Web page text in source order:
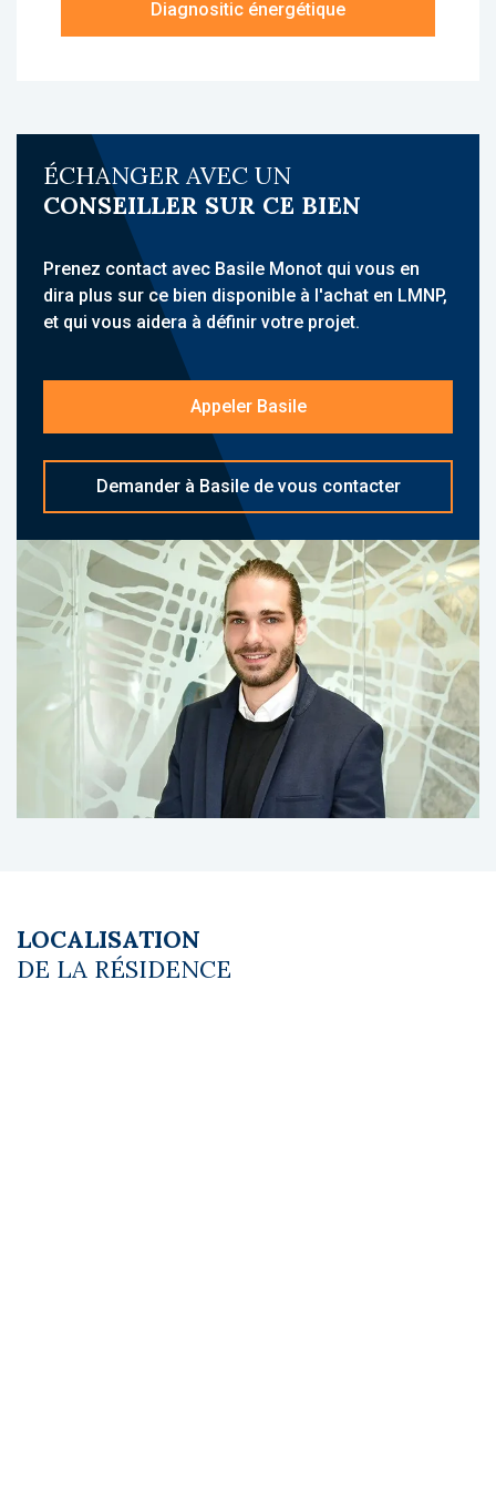
idéalement située à Grenoble, à proximité de
Grenoble École de Management, de la gare,
des commerces et du centre-ville. Elle
accueille une clientèle étudiante et propose
des hébergements meublés avec services
para-hôteliers.
Sa localisation à environ 2 minutes à pied de
la gare, proche des transports en commun et
avec un accès rapide au pôle universitaire,
constitue un atout majeur.
complètes : accueil, Internet WiFi, contrôle
d'accès, local à vélos, laverie, parking, salle
de détente et service ménage. La copropriété
A propos du gestionnaire occupant :
Les Estudines, marque du groupe Réside
Études, est un acteur reconnu des résidences
étudiantes en France, gérant plusieurs
milliers de logements avec une expertise
solide et une gestion sécurisée.
Le coin du LMNP - Basile Monot agent basé à
NEUILLY SUR SEINE - 01 84 78 46 50 - Plus
d'informations sur[email protected]réf.
Diagnositic énergétique
ÉCHANGER AVEC UN
CONSEILLER SUR CE BIEN
Prenez contact avec Basile Monot qui vous en
dira plus sur ce bien disponible à l'achat en LMNP,
et qui vous aidera à définir votre projet.
Appeler Basile
Demander à Basile de vous contacter
LOCALISATION
DE LA RÉSIDENCE